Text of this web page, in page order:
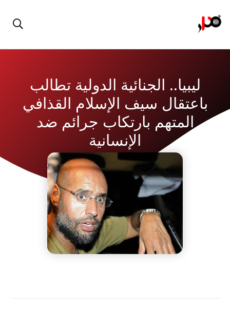
ليبيا.. الجنائية الدولية تطالب
باعتقال سيف الإسلام القذافي
المتهم بارتكاب جرائم ضد
الإنسانية